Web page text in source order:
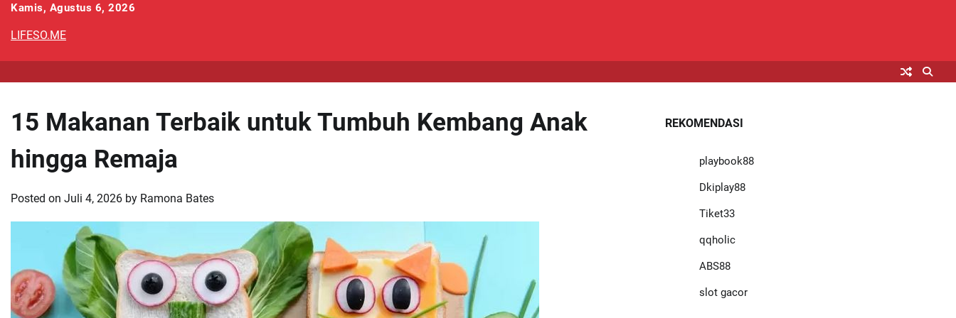
Skip
content
Kamis, Agustus 6, 2026
LIFESO.ME
15 Makanan Terbaik untuk Tumbuh Kembang Anak
hingga Remaja
Posted on Juli 4, 2026 by Ramona Bates
REKOMENDASI
playbook88
Dkiplay88
Tiket33
qqholic
ABS88
slot gacor